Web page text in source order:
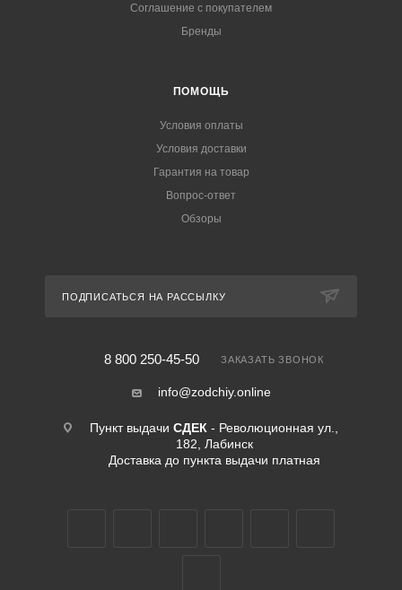
Соглашение с покупателем
Бренды
ПОМОЩЬ
Условия оплаты
Условия доставки
Гарантия на товар
Вопрос-ответ
Обзоры
ПОДПИСАТЬСЯ НА РАССЫЛКУ
8 800 250-45-50 ЗАКАЗАТЬ ЗВОНОК
info@zodchiy.online
Пункт выдачи СДЕК - Революционная ул.,
182, Лабинск
Доставка до пункта выдачи платная